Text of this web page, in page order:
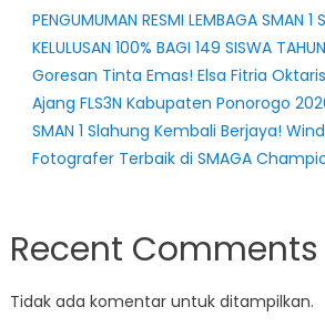
PENGUMUMAN RESMI LEMBAGA SMAN 1
KELULUSAN 100% BAGI 149 SISWA
Goresan Tinta Emas! Elsa Fitria
Ajang FLS3N Kabupaten Ponorogo
SMAN 1 Slahung Kembali Berjaya!
Fotografer Terbaik di SMAGA
Recent Comments
Tidak ada komentar untuk ditampilkan.